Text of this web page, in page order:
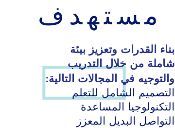
مستهدف
بناء القدرات وتعزيز بيئة
شاملة من خلال التدريب
والتوجيه في المجالات التالية:
التصميم الشامل للتعلم
التكنولوجيا المساعدة
التواصل البديل المعزز